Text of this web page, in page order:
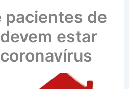
pacientes de
estar